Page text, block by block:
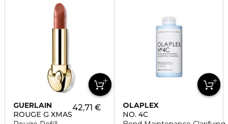
GUERLAIN
ROUGE G XMAS
42,71 €
OLAPLEX
NO. 4C